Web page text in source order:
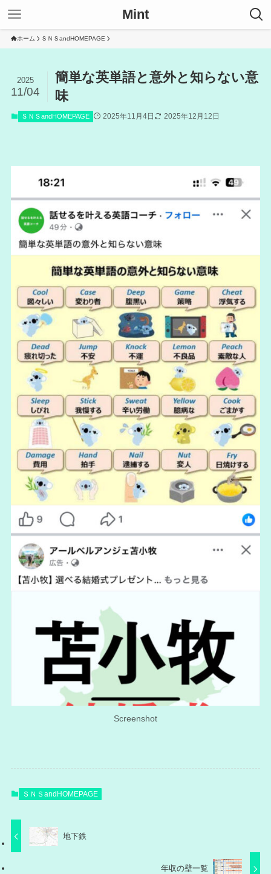
Mint
ホーム ＳＮＳandHOMEPAGE
簡単な英単語と意外と知らない意
味
2025
11/04
ＳＮＳandHOMEPAGE 2025年11月4日 2025年12月12日
Screenshot
ＳＮＳandHOMEPAGE
地下鉄
年収の壁一覧